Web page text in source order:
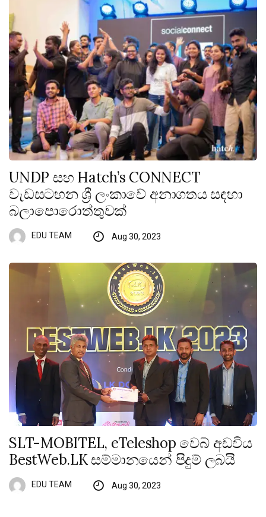
UNDP සහ Hatch’s CONNECT
වැඩසටහන ශ්‍රී ලංකාවේ අනාගතය සඳහා
බලාපොරොත්තුවක්
EDU TEAM Aug 30, 2023
SLT-MOBITEL, eTeleshop වෙබ් අඩවිය
BestWeb.LK සම්මානයෙන් පිදුම් ලබයි
EDU TEAM Aug 30, 2023